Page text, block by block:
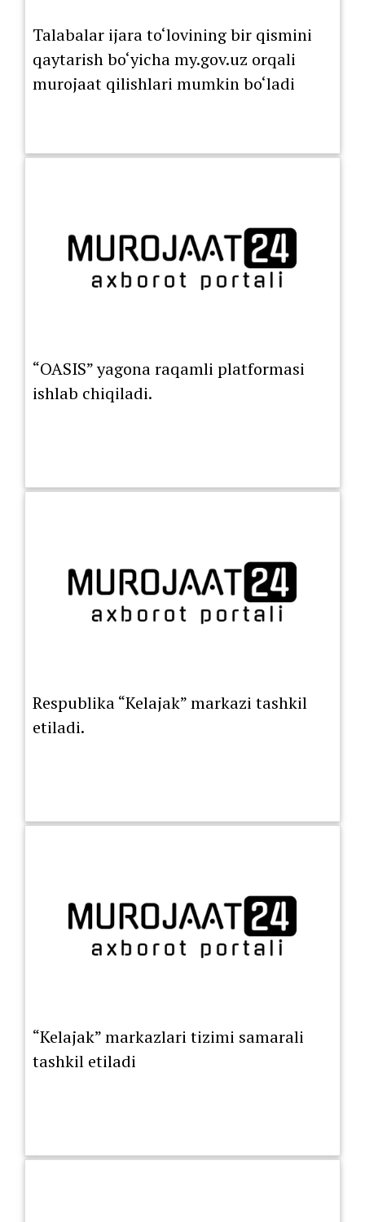
Talabalar ijara to‘lovining bir qismini
qaytarish bo‘yicha my.gov.uz orqali
murojaat qilishlari mumkin bo‘ladi
“OASIS” yagona raqamli platformasi
ishlab chiqiladi.
Respublika “Kelajak” markazi tashkil
etiladi.
“Kelajak” markazlari tizimi samarali
tashkil etiladi